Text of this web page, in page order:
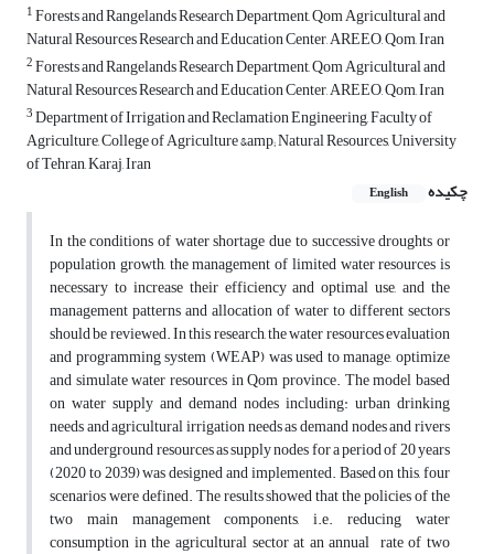
1Forests and Rangelands Research Department, Qom Agricultural and
Natural Resources Research and Education Center, AREEO, Qom, Iran
2Forests and Rangelands Research Department, Qom Agricultural and
Natural Resources Research and Education Center, AREEO, Qom, Iran
3Department of Irrigation and Reclamation Engineering, Faculty of
Agriculture, College of Agriculture &amp; Natural Resources, University
of Tehran, Karaj, Iran
چکیده
English
In the conditions of water shortage due to successive droughts or
population growth, the management of limited water resources is
necessary to increase their efficiency and optimal use, and the
management patterns and allocation of water to different sectors
should be reviewed. In this research, the water resources evaluation
and programming system (WEAP) was used to manage, optimize
and simulate water resources in Qom province. The model based
on water supply and demand nodes including: urban drinking
needs and agricultural irrigation needs as demand nodes and rivers
and underground resources as supply nodes for a period of 20 years
(2020 to 2039) was designed and implemented. Based on this, four
scenarios were defined. The results showed that the policies of the
two main management components, i.e. reducing water
consumption in the agricultural sector at an annual rate of two